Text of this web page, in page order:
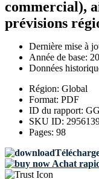
commercial),
prévisions
Dernière mise à
Année de base:
Données
Région: Global
Format: PDF
ID du rapport:
SKU ID:
Pages: 98
Achat